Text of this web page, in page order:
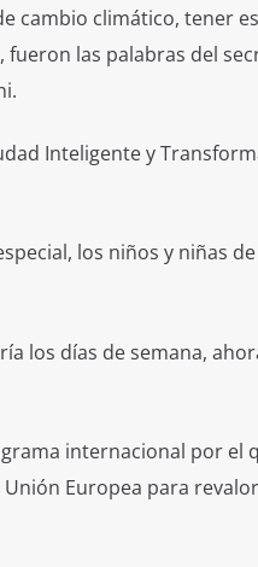
cambio climático, tener
las palabras del
Inteligente y
los niños y niñas
los días de semana,
internacional por el
Europea para